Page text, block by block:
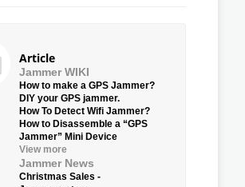
Article
Jammer WIKI
How to make a GPS Jammer?
DIY your GPS jammer.
How To Detect Wifi Jammer?
How to Disassemble a “GPS
Jammer” Mini Device
View more
Jammer News
Christmas Sales -